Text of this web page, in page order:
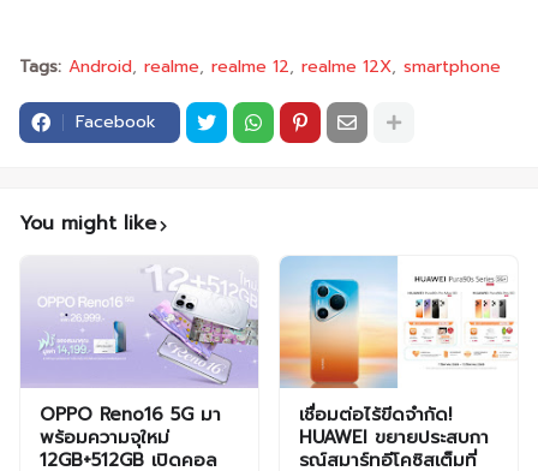
Tags: Android realme realme 12 realme 12X smartphone
Facebook
You might like
OPPO Reno16 5G มา
พร้อมความจุใหม่
12GB+512GB เปิดคอล
เชื่อมต่อไร้ขีดจำกัด!
HUAWEI ขยายประสบกา
รณ์สมาร์ทอีโคซิสเต็มที่